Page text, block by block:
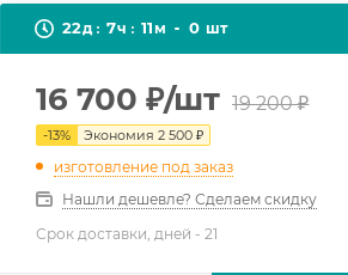
22д 7ч 11м 0 шт
16 700 ₽/шт 19 200₽
-13% Экономия2 500 ₽
изготовление под заказ
Нашли дешевле? Сделаем скидку
Срок доставки, дней -21